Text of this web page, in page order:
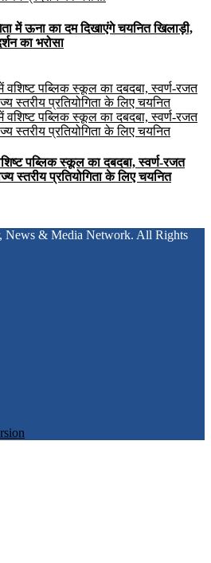
में ऊना का दम दिखाएंगे चयनित खिलाड़ी,
का भरोसा
पब्लिक स्कूल का दबदबा, स्वर्ण-रजत
स्तरीय प्रतियोगिता के लिए चयनित
News & Media Network. All Rights